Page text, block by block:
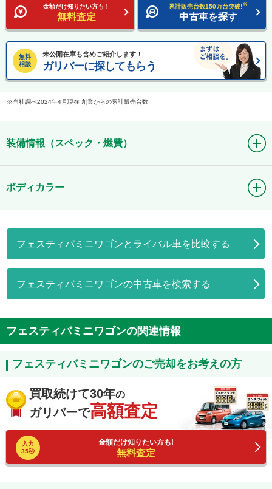
金額だけ知りたい方も！
無料査定
累計販売台数150万台突破!※
中古車を探す
無料
相談
未公開在庫も含めご紹介します！
ガリバーに探してもらう
当社調べ2024年4月現在 創業からの累計販売台数
装備情報（スペック・燃費）
ボディカラー
フェスティバミニワゴンとライバル車を比較する
フェスティバミニワゴンの中古車を検索する
フェスティバミニワゴンの関連情報
フェスティバミニワゴンのご売却をお考えの方
買取続けて30年の
ガリバーで高額査定
入力
35秒
金額だけ知りたい方も!
無料査定